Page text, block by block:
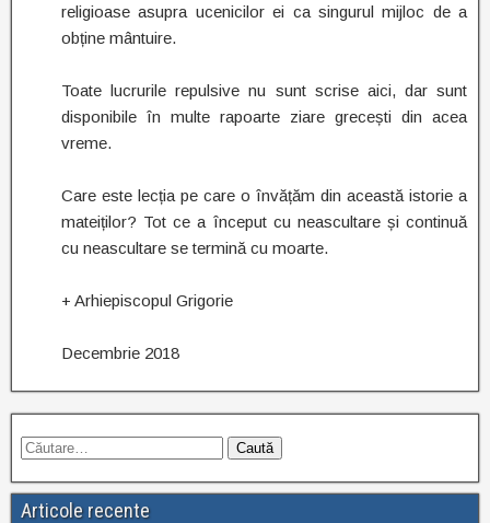
religioase asupra ucenicilor ei ca singurul mijloc de a
obține mântuire.
Toate lucrurile repulsive nu sunt scrise aici, dar sunt
disponibile în multe rapoarte ziare grecești din acea
vreme.
Care este lecția pe care o învățăm din această istorie a
mateiților? Tot ce a început cu neascultare și continuă
cu neascultare se termină cu moarte.
+ Arhiepiscopul Grigorie
Decembrie 2018
Articole recente